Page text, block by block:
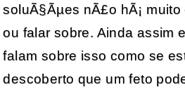
soluÃ§Ãµes nÃ£o hÃ¡
ou falar sobre. Ainda assim
falam sobre isso como se
descoberto que um feto